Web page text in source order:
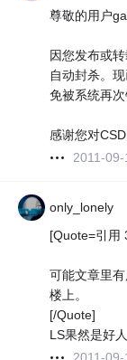
尊敬的用户
因您发布或
自动封杀。
免被系统再次
感谢您对
2011-09-
only_lonely
[Quote=引用
可能文章里
楼上。
[/Quote]
LS果然是好人